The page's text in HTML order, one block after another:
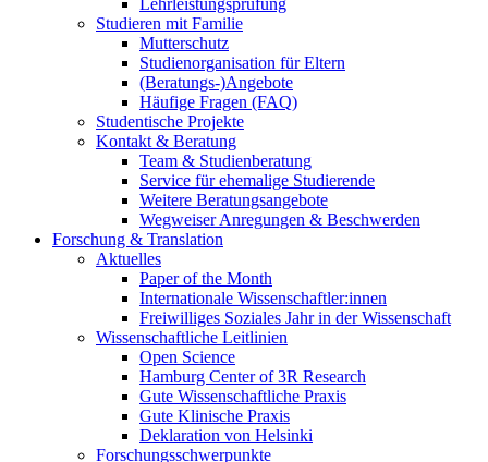
Lehrleistungsprüfung
Studieren mit Familie
Mutterschutz
Studienorganisation für Eltern
(Beratungs-)Angebote
Häufige Fragen (FAQ)
Studentische Projekte
Kontakt & Beratung
Team & Studienberatung
Service für ehemalige Studierende
Weitere Beratungsangebote
Wegweiser Anregungen & Beschwerden
Forschung & Translation
Aktuelles
Paper of the Month
Internationale Wissenschaftler:innen
Freiwilliges Soziales Jahr in der Wissenschaft
Wissenschaftliche Leitlinien
Open Science
Hamburg Center of 3R Research
Gute Wissenschaftliche Praxis
Gute Klinische Praxis
Deklaration von Helsinki
Forschungsschwerpunkte